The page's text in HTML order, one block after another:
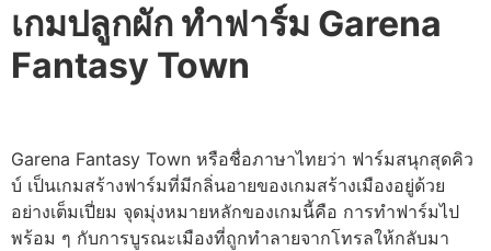
เกมปลูกผัก ทําฟาร์ม Garena
Fantasy Town
Garena Fantasy Town หรือชื่อภาษาไทยว่า ฟาร์มสนุกสุดคิว
บ์ เป็นเกมสร้างฟาร์มที่มีกลิ่นอายของเกมสร้างเมืองอยู่ด้วย
อย่างเต็มเปี่ยม จุดมุ่งหมายหลักของเกมนี้คือ การทำฟาร์มไป
พร้อม ๆ กับการบูรณะเมืองที่ถูกทำลายจากโทรลให้กลับมา